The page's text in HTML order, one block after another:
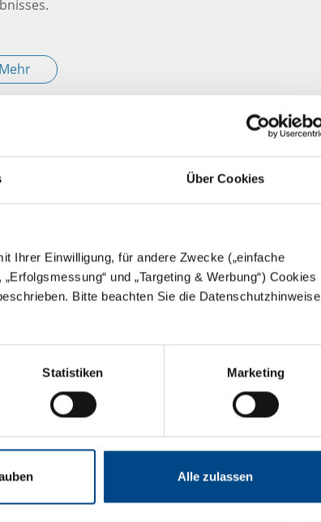
Über Cookies
Ihrer Einwilligung, für andere Zwecke („einfache
und „Targeting & Werbung“) Cookies
Bitte beachten Sie die Datenschutzhinweise
Statistiken Marketing
Alle zulassen
Mehr
Leistungen
Probenahme
Schwermetalle
Excess-Stickstoff
Betonaggressivität
Stahlaggressivität
Arzneimittelrückstände
usw.